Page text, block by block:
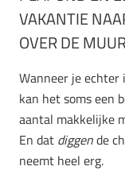
VAKANTIE
OVER DE
Wanneer je
kan het soms een
aantal makkelijke
En dat diggende
neemt heel erg.